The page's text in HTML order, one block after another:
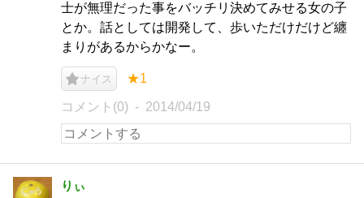
士が無理だった事をバッチリ決めてみせる女の子
とか。話としては開発して、歩いただけだけど纏
まりがあるからかなー。
ナイス ★1
コメント(0) 2014/04/19
りぃ